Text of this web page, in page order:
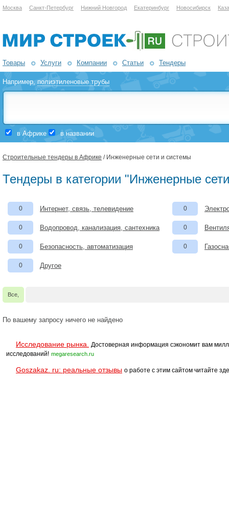
Москва Санкт-Петербург Нижний Новгород Екатеринбург Новосибирск
Товары Услуги Компании Статьи Тендеры
Например,полиэтиленовые трубы
в Африке в названии
Строительные тендеры в Африке / Инженерные сети и системы
Тендеры в категории "Инженерные
0 Интернет, связь, телевидение 0
0 Водопровод, канализация, сантехника 0
0 Безопасность, автоматизация 0
0 Другое
Все,
По вашему запросу ничего не найдено
Исследование рынка.
Достоверная информация сэкономит вам
исследований! megaresearch.ru
Goszakaz. ru: реальные отзывы о работе с этим сайтом читайте